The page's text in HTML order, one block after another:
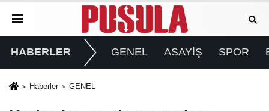
HABERLER GENEL ASAYİŞ SPOR
Haberler GENEL